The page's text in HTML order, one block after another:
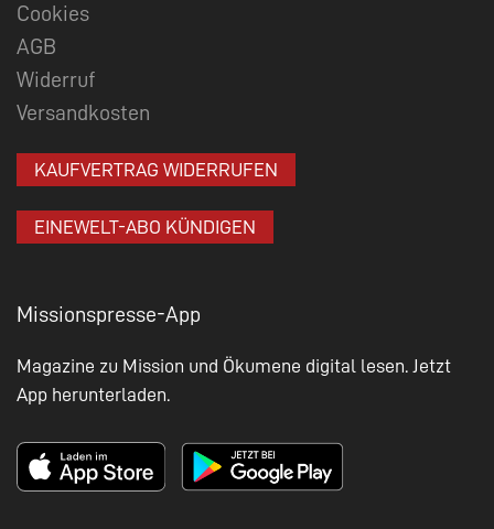
Cookies
AGB
Widerruf
Versandkosten
KAUFVERTRAG WIDERRUFEN
EINEWELT-ABO KÜNDIGEN
Missionspresse-App
Magazine zu Mission und Ökumene digital lesen. Jetzt
App herunterladen.